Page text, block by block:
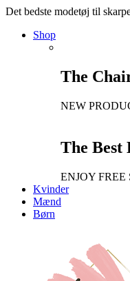
Det bedste modetøj til
Shop
The
NEW
The Best
ENJOY FREE
Kvinder
Mænd
Børn